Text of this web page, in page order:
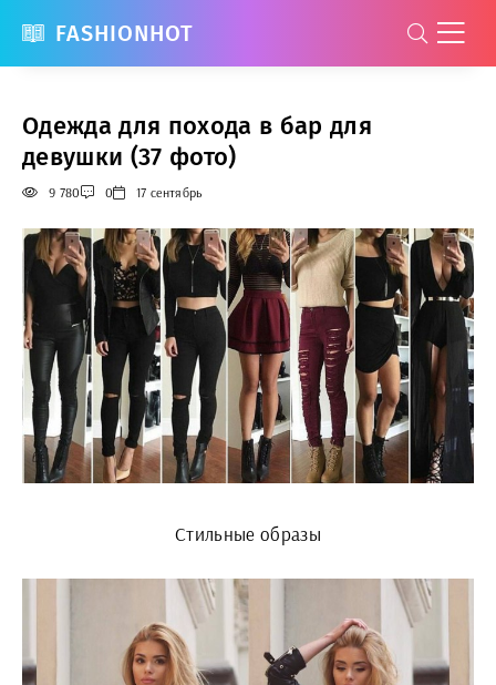
FASHIONHOT
Одежда для похода в бар для
девушки (37 фото)
9 780 0 17 сентябрь
Стильные образы